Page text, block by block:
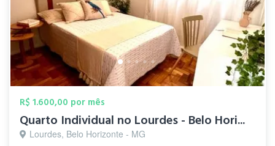
R$ 1.600,00 por mês
Quarto Individual no Lourdes - Belo Hori...
Lourdes, Belo Horizonte - MG